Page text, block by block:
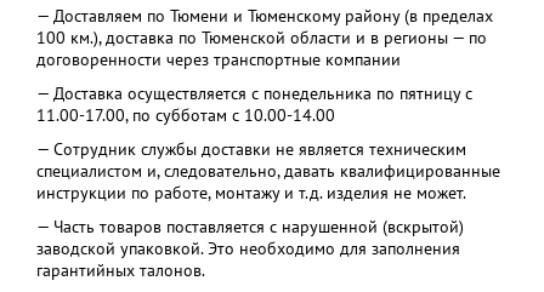
— Доставляем по Тюмени и Тюменскому району (в пределах
100 км.), доставка по Тюменской области и в регионы — по
договоренности через транспортные компании
— Доставка осуществляется с понедельника по пятницу с
11.00-17.00, по субботам с 10.00-14.00
— Сотрудник службы доставки не является техническим
специалистом и, следовательно, давать квалифицированные
инструкции по работе, монтажу и т.д. изделия не может.
— Часть товаров поставляется с нарушенной (вскрытой)
заводской упаковкой. Это необходимо для заполнения
гарантийных талонов.